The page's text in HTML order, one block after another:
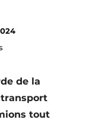
de la
tout